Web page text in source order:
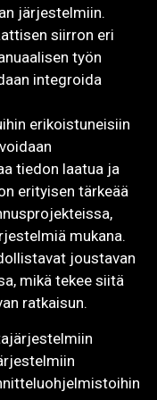
järjestelmiin.
siirron eri
työn
integroida
erikoistuneisiin
tiedon laatua ja
erityisen tärkeää
mukana.
joustavan
mikä tekee siitä
ratkaisun.